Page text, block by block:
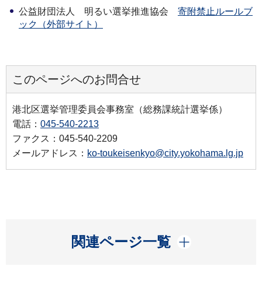
公益財団法人 明るい選挙推進協会 寄附禁止ルールブ
ック（外部サイト）
このページへのお問合せ
港北区選挙管理委員会事務室（総務課統計選挙係）
電話： 045-540-2213
ファクス：045-540-2209
メールアドレス： ko-toukeisenkyo@city.yokohama.lg.jp
関連ページ一覧
開く